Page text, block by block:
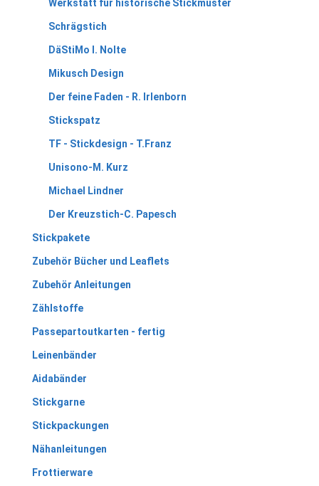
Werkstatt für historische Stickmuster
Schrägstich
DäStiMo I. Nolte
Mikusch Design
Der feine Faden - R. Irlenborn
Stickspatz
TF - Stickdesign - T.Franz
Unisono-M. Kurz
Michael Lindner
Der Kreuzstich-C. Papesch
Stickpakete
Zubehör Bücher und Leaflets
Zubehör Anleitungen
Zählstoffe
Passepartoutkarten - fertig
Leinenbänder
Aidabänder
Stickgarne
Stickpackungen
Nähanleitungen
Frottierware